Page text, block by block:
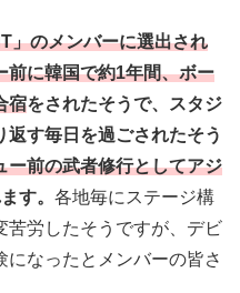
」のメンバーに選出され
前に韓国で約1年間、ボー
宿をされたそうで、スタジ
す毎日を過ごされたそう
ー前の武者修行としてアジ
す。 各地毎にステージ構
苦労したそうですが、デビ
になったとメンバーの皆さ